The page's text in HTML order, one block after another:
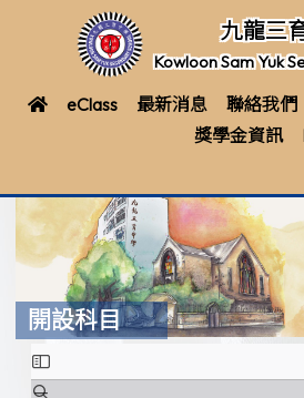
九龍三
Kowloon Sam Yuk
eClass 最新消息 聯絡我們
獎學金資訊
開設科目